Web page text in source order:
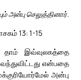
அன்பு செலுத்தினார்.
13: 1-15
தாம் இவ்வுலகத்தை
என்பதை
அன்பு